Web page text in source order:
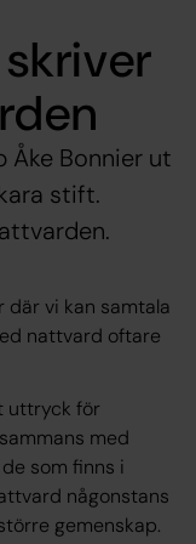
Åke Bonnier ut
stift.
där vi kan samtala
nattvard oftare
uttryck för
med
som finns i
någonstans
gemenskap.